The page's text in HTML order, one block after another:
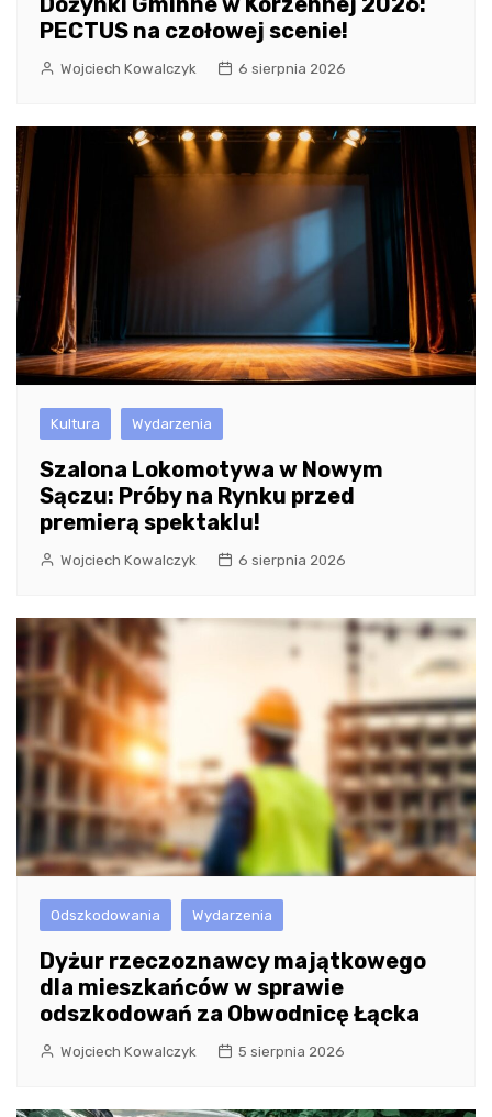
PECTUS na czołowej scenie!
Wojciech Kowalczyk 6 sierpnia 2026
Kultura Wydarzenia
Szalona Lokomotywa w Nowym
Sączu: Próby na Rynku przed
premierą spektaklu!
Wojciech Kowalczyk 6 sierpnia 2026
Odszkodowania Wydarzenia
Dyżur rzeczoznawcy majątkowego
dla mieszkańców w sprawie
odszkodowań za Obwodnicę Łącka
Wojciech Kowalczyk 5 sierpnia 2026